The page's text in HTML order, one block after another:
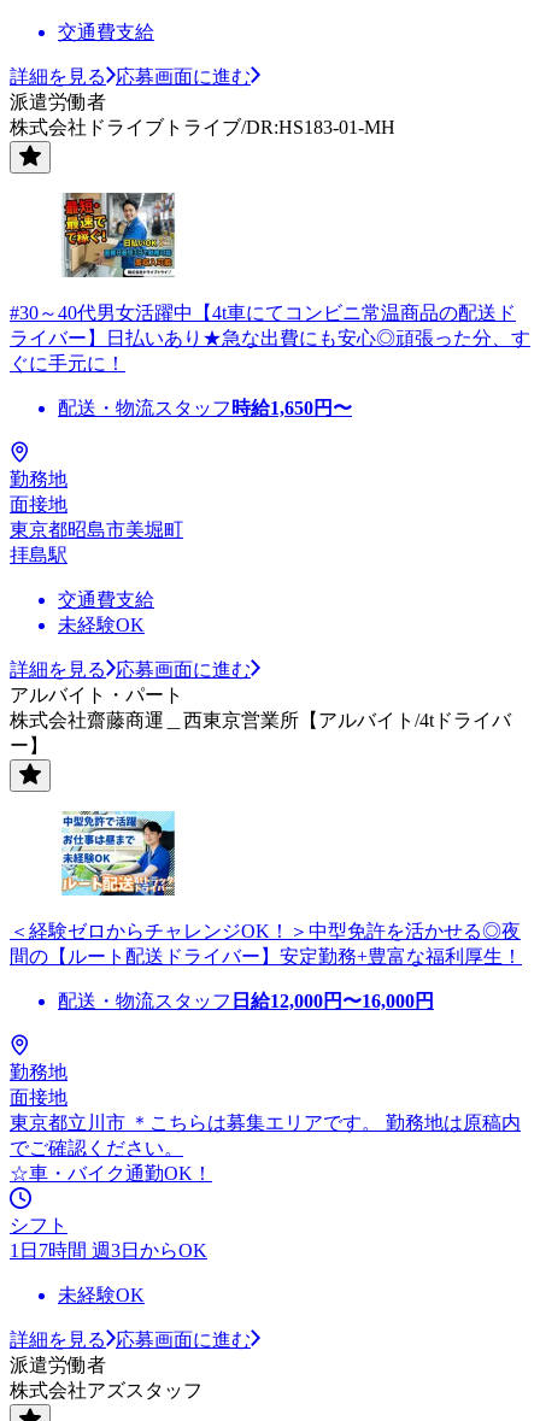
交通費支給
詳細を見る
応募画面に進む
派遣労働者
株式会社ドライブトライブ/DR:HS183-01-MH
#30～40代男女活躍中【4t車にてコンビニ常温商品の配送ド
ライバー】日払いあり★急な出費にも安心◎頑張った分、す
ぐに手元に！
配送・物流スタッフ 時給1,650円〜
勤務地
面接地
東京都昭島市美堀町
拝島駅
交通費支給
未経験OK
詳細を見る
応募画面に進む
アルバイト・パート
株式会社齋藤商運＿西東京営業所【アルバイト/4tドライバ
ー】
＜経験ゼロからチャレンジOK！＞中型免許を活かせる◎夜
間の【ルート配送ドライバー】安定勤務+豊富な福利厚生！
配送・物流スタッフ 日給12,000円〜16,000円
勤務地
面接地
東京都立川市 ＊こちらは募集エリアです。 勤務地は原稿内
でご確認ください。
☆車・バイク通勤OK！
シフト
1日7時間 週3日からOK
未経験OK
詳細を見る
応募画面に進む
派遣労働者
株式会社アズスタッフ